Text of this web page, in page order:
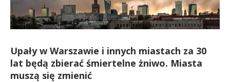
Upały w Warszawie i innych miastach za 30
lat będą zbierać śmiertelne żniwo. Miasta
muszą się zmienić